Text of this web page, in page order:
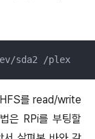
sda2 /plex
를 read/write
은 RPi를 부팅할